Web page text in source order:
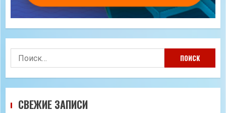
Найти:
СВЕЖИЕ ЗАПИСИ